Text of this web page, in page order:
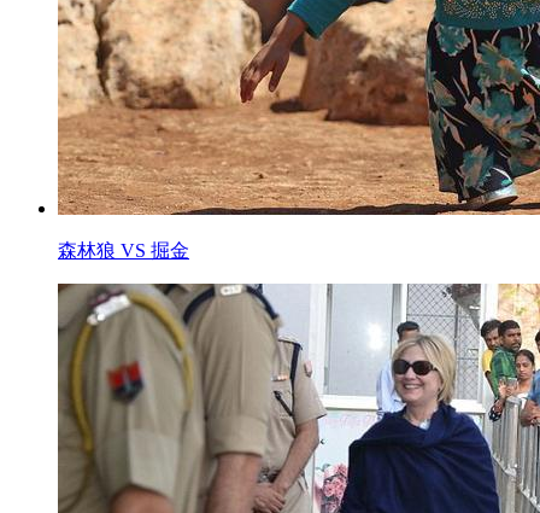
森林狼 VS 掘金